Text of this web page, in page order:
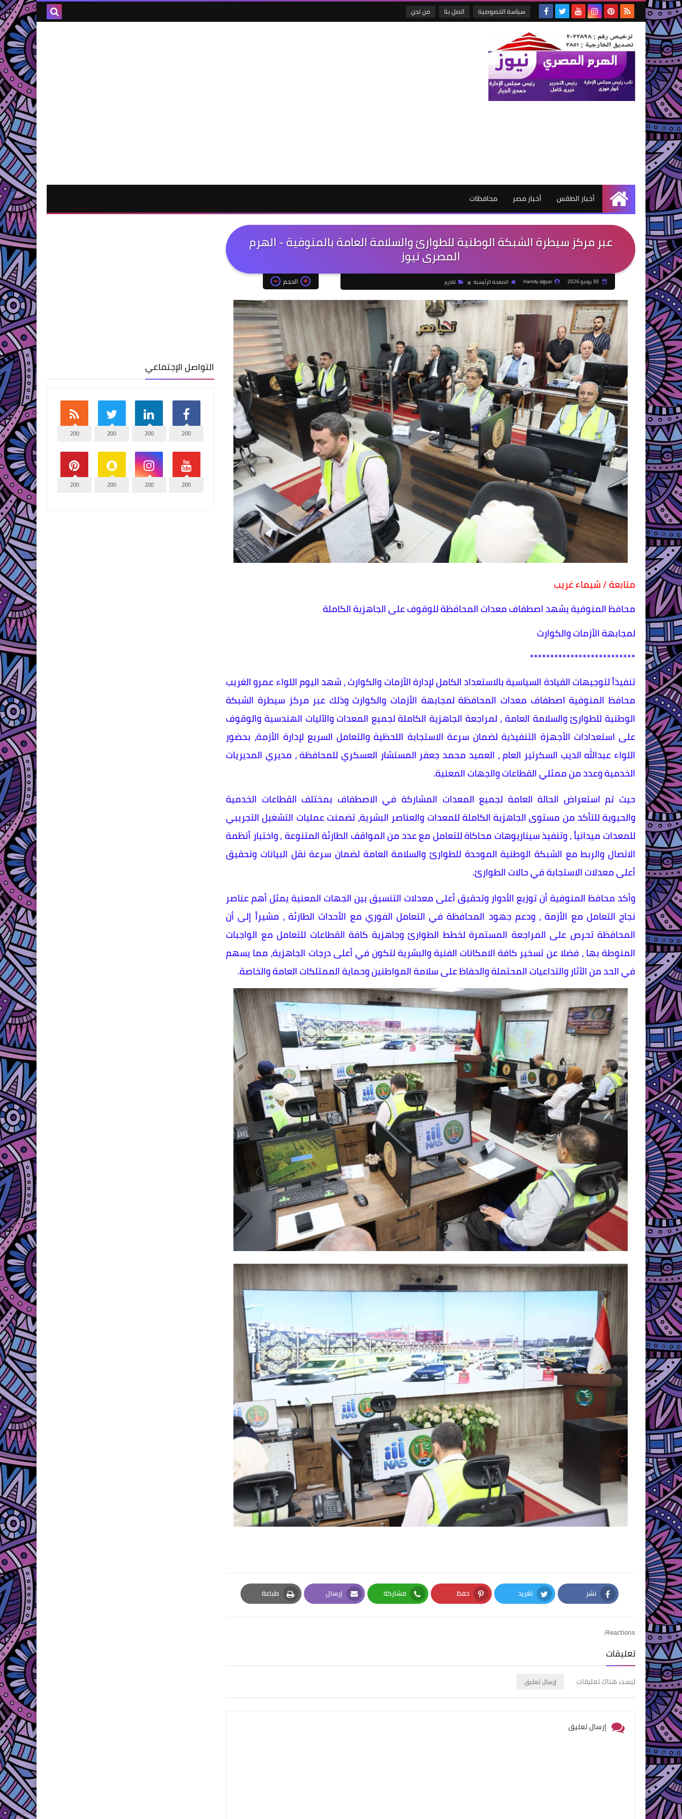
سياسة الخصوصية اتصل بنا من نحن
الرئيسية
أخبار الطقس أخبار مصر محافظات
عبر مركز سيطرة الشبكة الوطنية للطوارئ والسلامة العامة بالمنوفية - الهرم
المصرى نيوز
30 يونيو 2026 Hamdy algyar الصفحة الرئيسية تقارير الحجم
متابعة / شيماء غريب
محافظ المنوفية يشهد اصطفاف معدات المحافظة للوقوف على الجاهزية الكاملة
لمجابهة الأزمات والكوارث
**************************
تنفيذاً لتوجيهات القيادة السياسية بالاستعداد الكامل لإدارة الأزمات والكوارث ، شهد اليوم اللواء عمرو الغريب
محافظ المنوفية اصطفاف معدات المحافظة لمجابهة الأزمات والكوارث وذلك عبر مركز سيطرة الشبكة
الوطنية للطوارئ والسلامة العامة ، لمراجعة الجاهزية الكاملة لجميع المعدات والآليات الهندسية والوقوف
على استعدادات الأجهزة التنفيذية لضمان سرعة الاستجابة اللحظية والتعامل السريع لإدارة الأزمة، بحضور
اللواء عبدالله الديب السكرتير العام ، العميد محمد جعفر المستشار العسكري للمحافظة ، مديري المديريات
الخدمية وعدد من ممثلي القطاعات والجهات المعنية.
حيث تم استعراض الحالة العامة لجميع المعدات المشاركة في الاصطفاف بمختلف القطاعات الخدمية
والحيوية للتأكد من مستوى الجاهزية الكاملة للمعدات والعناصر البشرية، تضمنت عمليات التشغيل التجريبي
للمعدات ميدانياً , وتنفيذ سيناريوهات محاكاة للتعامل مع عدد من المواقف الطارئة المتنوعة , واختبار أنظمة
الاتصال والربط مع الشبكة الوطنية الموحدة للطوارئ والسلامة العامة لضمان سرعة نقل البيانات وتحقيق
أعلى معدلات الاستجابة في حالات الطوارئ.
وأكد محافظ المنوفية أن توزيع الأدوار وتحقيق أعلى معدلات التنسيق بين الجهات المعنية يمثل أهم عناصر
نجاح التعامل مع الأزمة ، ودعم جهود المحافظة في التعامل الفوري مع الأحداث الطارئة ، مشيراً إلى أن
المحافظة تحرص على المراجعة المستمرة لخطط الطوارئ وجاهزية كافة القطاعات للتعامل مع الواجبات
المنوطة بها ، فضلا عن تسخير كافة الامكانات الفنية والبشرية لتكون في أعلى درجات الجاهزية، مما يسهم
في الحد من الآثار والتداعيات المحتملة والحفاظ على سلامة المواطنين وحماية الممتلكات العامة والخاصة.
نشر
Facebook
تغريد
Twitter
حفظ
Pinterest
مشاركة
Whatsapp
إرسال
Email
طباعة
Print
Reactions:
تعليقات
ليست هناك تعليقات إرسال تعليق
إرسال تعليق
التواصل الإجتماعي
200
200
200
200
200
200
200
200